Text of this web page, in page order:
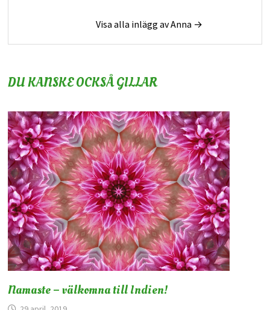
Visa alla inlägg av Anna →
DU KANSKE OCKSÅ GILLAR
Namaste – välkomna till Indien!